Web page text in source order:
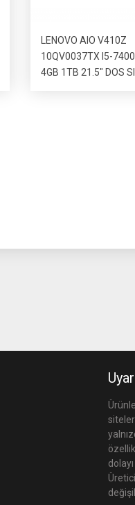
LENOVO AIO V410Z
10QV0037TX I5-
4GB 1TB 21.5″ DOS